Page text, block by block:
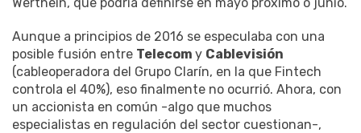
Aunque a principios de 2016 se especulaba con una
posible fusión entre Telecom y Cablevisión
(cableoperadora del Grupo Clarín, en la que Fintech
controla el 40%), eso finalmente no ocurrió. Ahora, con
un accionista en común -algo que muchos
especialistas en regulación del sector cuestionan-,